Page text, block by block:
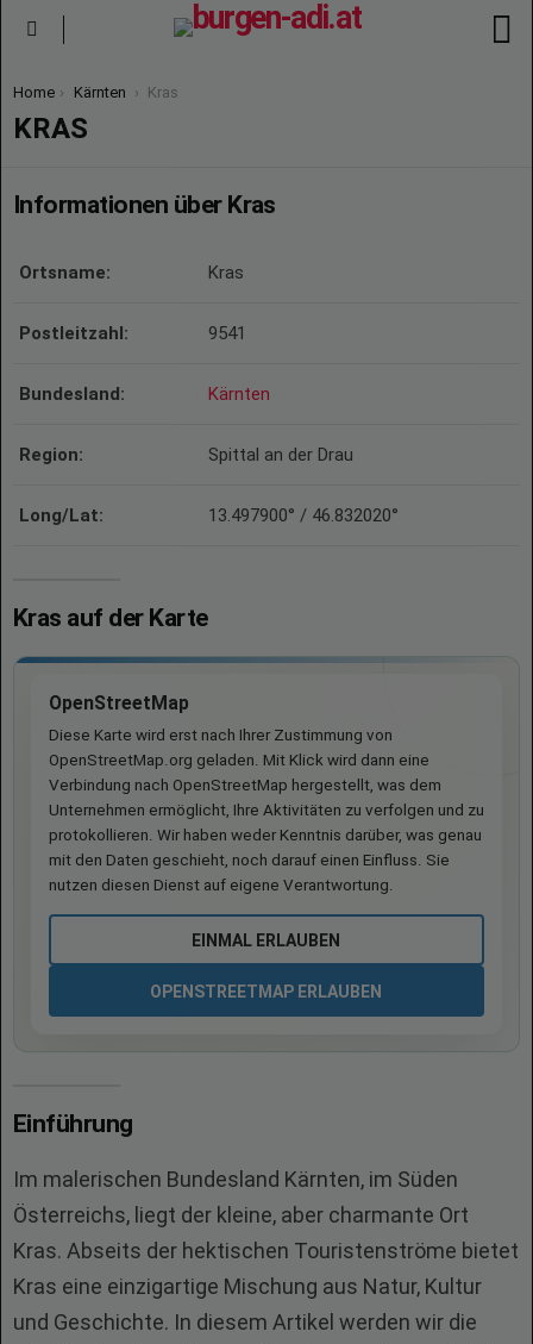
You are here:
Home Kärnten Kras
KRAS
Informationen über Kras
Ortsname: Kras
Postleitzahl: 9541
Bundesland: Kärnten
Region: Spittal an der Drau
Long/Lat: 13.497900° / 46.832020°
Kras auf der Karte
OpenStreetMap
Diese Karte wird erst nach Ihrer Zustimmung von
OpenStreetMap.org geladen. Mit Klick wird dann eine
Verbindung nach OpenStreetMap hergestellt, was dem
Unternehmen ermöglicht, Ihre Aktivitäten zu verfolgen und zu
protokollieren. Wir haben weder Kenntnis darüber, was genau
mit den Daten geschieht, noch darauf einen Einfluss. Sie
nutzen diesen Dienst auf eigene Verantwortung.
EINMAL ERLAUBEN
OPENSTREETMAP ERLAUBEN
Einführung
Im malerischen Bundesland Kärnten, im Süden
Österreichs, liegt der kleine, aber charmante Ort
Kras. Abseits der hektischen Touristenströme bietet
Kras eine einzigartige Mischung aus Natur, Kultur
und Geschichte. In diesem Artikel werden wir die